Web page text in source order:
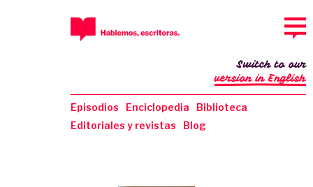
Episodios Enciclopedia
Biblioteca
Editoriales y revistas
Blog
Switch to our
version in English